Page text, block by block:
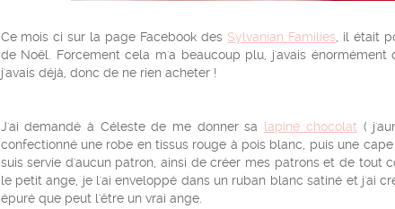
Ce mois ci sur la page Facebook des Sylvanian Families , il était
de Noël. Forcement cela m'a beaucoup plu, j'avais
j'avais déjà, donc de ne rien acheter !
J'ai demandé à Céleste de me donner sa lapine chocolat (
confectionné une robe en tissus rouge à pois blanc, puis une
suis servie d'aucun patron, ainsi de créer mes patrons et de tout
le petit ange, je l'ai enveloppé dans un ruban blanc satiné et j'ai
épuré que peut l'être un vrai ange.